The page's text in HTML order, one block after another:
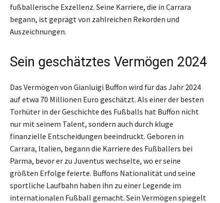
fußballerische Exzellenz. Seine Karriere, die in Carrara
begann, ist geprägt von zahlreichen Rekorden und
Auszeichnungen.
Sein geschätztes Vermögen 2024
Das Vermögen von Gianluigi Buffon wird für das Jahr 2024
auf etwa 70 Millionen Euro geschätzt. Als einer der besten
Torhüter in der Geschichte des Fußballs hat Buffon nicht
nur mit seinem Talent, sondern auch durch kluge
finanzielle Entscheidungen beeindruckt. Geboren in
Carrara, Italien, begann die Karriere des Fußballers bei
Parma, bevor er zu Juventus wechselte, wo er seine
größten Erfolge feierte. Buffons Nationalität und seine
sportliche Laufbahn haben ihn zu einer Legende im
internationalen Fußball gemacht. Sein Vermögen spiegelt